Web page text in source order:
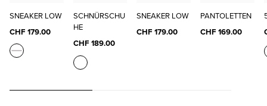
SNEAKER LOW
CHF 179.00
SCHNÜRSCHU
HE
CHF 189.00
SNEAKER LOW
CHF 179.00
PANTOLETTEN
CHF 169.00